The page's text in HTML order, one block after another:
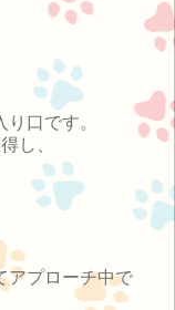
口です。
し、
アプローチ中で